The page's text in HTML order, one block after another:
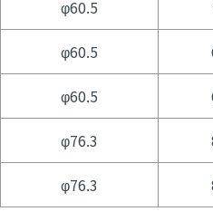
φ60.5
φ60.5
φ60.5
φ76.3
φ76.3